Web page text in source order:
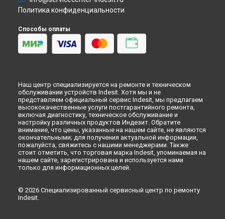
Ремонт варочной панели IPG 640 S (GR) Indesit в
Ремонт варочной панели IPG 640 S (GR) Indesit в
Ремонт варочной панели IPG 640 S (GR) Indesit в
Ремонт варочной панели IPG 640 S (GR) Indesit в
Политика конфиденциальности
Способы оплаты
Наш центр специализируется на ремонте и техническом
обслуживании устройств Indesit. Хотя мы и не
представляем официальный сервис Indesit, мы предлагаем
высококачественные услуги постгарантийного ремонта,
включая диагностику, техническое обслуживание и
настройку различных продуктов Индезит. Обратите
внимание, что цены, указанные на нашем сайте, не являются
окончательными; для получения актуальной информации,
пожалуйста, свяжитесь с нашими менеджерами. Также
стоит отметить, что торговая марка Indesit, упоминаемая на
нашем сайте, зарегистрирована и используется нами
только для информационных целей.
© 2026 Специализированный сервисный центр по ремонту
Indesit.